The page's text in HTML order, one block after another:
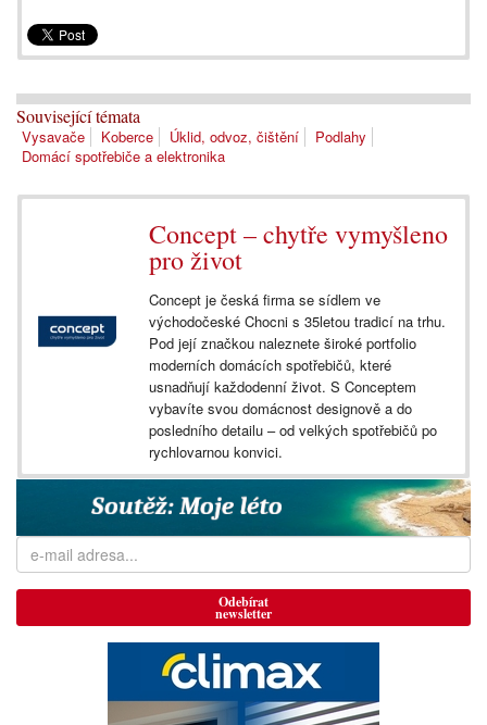
Související témata
Vysavače Koberce Úklid, odvoz, čištění
Podlahy
Domácí spotřebiče a elektronika
Concept – chytře vymyšleno
pro život
Concept je česká firma se sídlem ve
východočeské Chocni s 35letou tradicí na trhu.
Pod její značkou naleznete široké portfolio
moderních domácích spotřebičů, které
usnadňují každodenní život. S Conceptem
vybavíte svou domácnost designově a do
posledního detailu – od velkých spotřebičů po
rychlovarnou konvici.
Odebírat
newsletter